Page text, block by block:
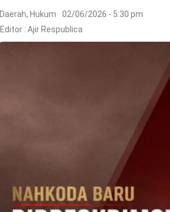
Daerah, Hukum
02/06/2026 - 5:30 pm
Editor : Ajir Respublica